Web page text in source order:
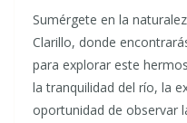
Sumérgete en la
Clarillo, donde
para explorar este
la tranquilidad del río, la
oportunidad de observar